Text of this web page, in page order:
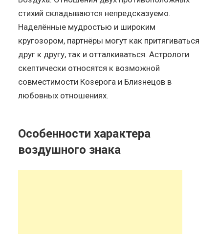
стихий складываются непредсказуемо.
Наделённые мудростью и широким
кругозором, партнёры могут как притягиваться
друг к другу, так и отталкиваться. Астрологи
скептически относятся к возможной
совместимости Козерога и Близнецов в
любовных отношениях.
Особенности характера
воздушного знака